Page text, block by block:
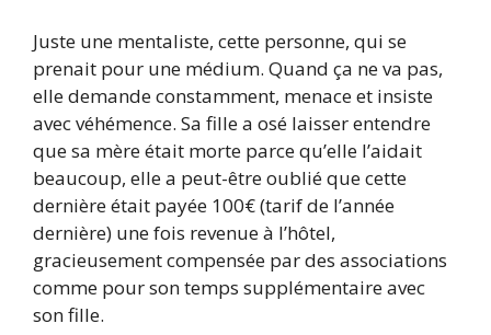
Juste une mentaliste, cette personne, qui se
prenait pour une médium. Quand ça ne va pas,
elle demande constamment, menace et insiste
avec véhémence. Sa fille a osé laisser entendre
que sa mère était morte parce qu’elle l’aidait
beaucoup, elle a peut-être oublié que cette
dernière était payée 100€ (tarif de l’année
dernière) une fois revenue à l’hôtel,
gracieusement compensée par des associations
comme pour son temps supplémentaire avec
son fille.